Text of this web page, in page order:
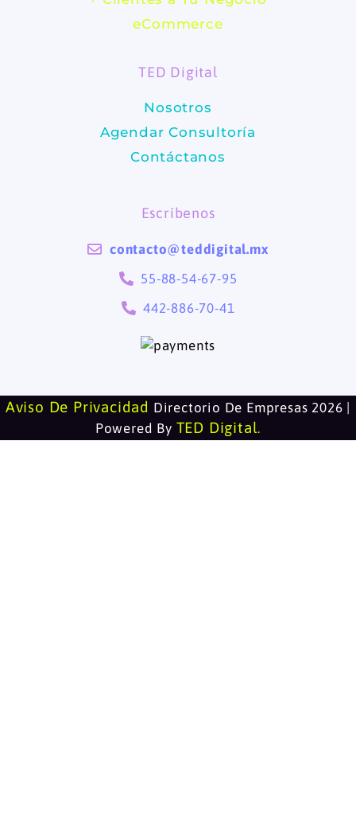
b
o
k
a
r
a
m
eCommerce
TED Digital
Nosotros
Agendar Consultoría
Contáctanos
Escríbenos
contacto@teddigital.mx
55-88-54-67-95
442-886-70-41
Aviso De Privacidad Directorio De Empresas 2026 |
Powered By TED Digital.